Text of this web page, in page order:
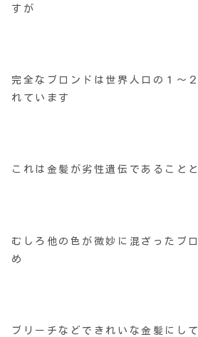
すが
完全なブロンドは世界人口の１～
れています
これは金髪が劣性遺伝であること
むしろ他の色が微妙に混ざったブ
め
ブリーチなどできれいな金髪にし